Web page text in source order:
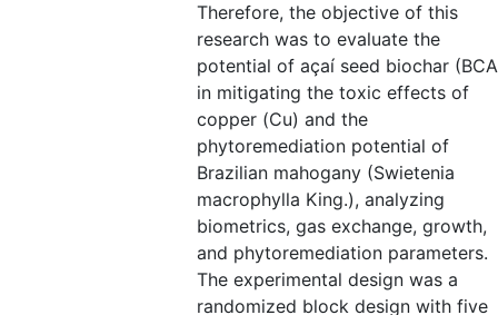
Therefore, the objective of this
research was to evaluate the
potential of açaí seed biochar
in mitigating the toxic effects of
copper (Cu) and the
phytoremediation potential of
Brazilian mahogany (Swietenia
macrophylla King.), analyzing
biometrics, gas exchange, growth,
and phytoremediation parameters.
The experimental design was a
randomized block design with five